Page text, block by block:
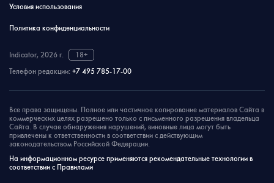
Условия использования
Политика конфиденциальности
Indicator, 2026 г.
18+
Телефон редакции: +7 495 785-17-00
Все права защищены. Полное или частичное копирование материалов Сайта в
коммерческих целях разрешено только с письменного разрешения владельца
Сайта. В случае обнаружения нарушений, виновные лица могут быть
привлечены к ответственности в соответствии с действующим
законодательством Российской Федерации.
На информационном ресурсе применяются рекомендательные технологии в
соответствии с Правилами